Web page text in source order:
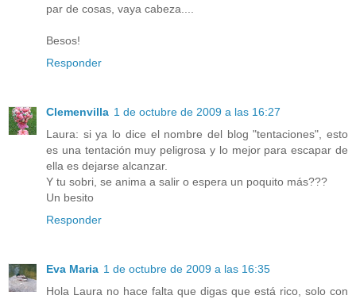
par de cosas, vaya cabeza....
Besos!
Responder
Clemenvilla 1 de octubre de 2009 a las 16:27
Laura: si ya lo dice el nombre del blog "tentaciones", esto
es una tentación muy peligrosa y lo mejor para escapar de
ella es dejarse alcanzar.
Y tu sobri, se anima a salir o espera un poquito más???
Un besito
Responder
Eva Maria 1 de octubre de 2009 a las 16:35
Hola Laura no hace falta que digas que está rico, solo con